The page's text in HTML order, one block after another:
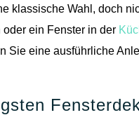
klassische Wahl, doch
ein Fenster in der
Sie eine ausführliche